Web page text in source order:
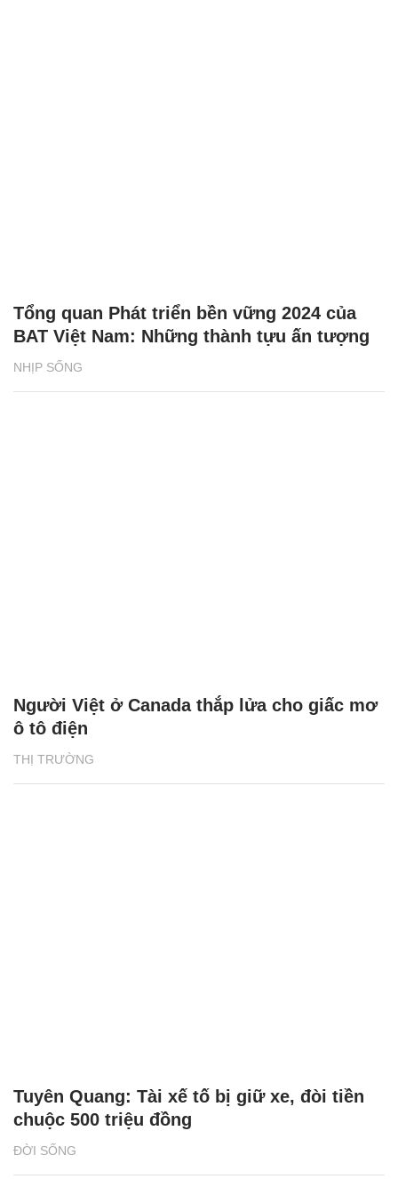
NHỊP SỐNG
Tổng quan Phát triển bền vững 2024 của
BAT Việt Nam: Những thành tựu ấn tượng
THỊ TRƯỜNG
Người Việt ở Canada thắp lửa cho giấc mơ
ô tô điện
ĐỜI SỐNG
Tuyên Quang: Tài xế tố bị giữ xe, đòi tiền
chuộc 500 triệu đồng